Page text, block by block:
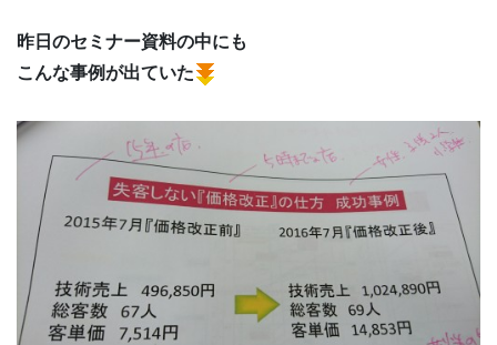
昨日のセミナー資料の中にも
こんな事例が出ていた